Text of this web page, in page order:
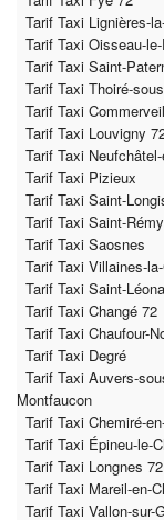
Tarif Taxi Lignières-
Tarif Taxi Oisseau-
Tarif Taxi Saint-
Tarif Taxi Thoiré-
Tarif Taxi Commerveil
Tarif Taxi Louvigny
Tarif Taxi
Tarif Taxi Pizieux
Tarif Taxi Saint-
Tarif Taxi Saint-
Tarif Taxi Saosnes
Tarif Taxi Villaines-
Tarif Taxi Saint-
Tarif Taxi Changé 72
Tarif Taxi Chaufour-
Tarif Taxi Degré
Tarif Taxi Auvers-
Montfaucon
Tarif Taxi Chemiré-
Tarif Taxi Épineu-le-
Tarif Taxi Longnes 72
Tarif Taxi Mareil-en-
Tarif Taxi Vallon-sur-